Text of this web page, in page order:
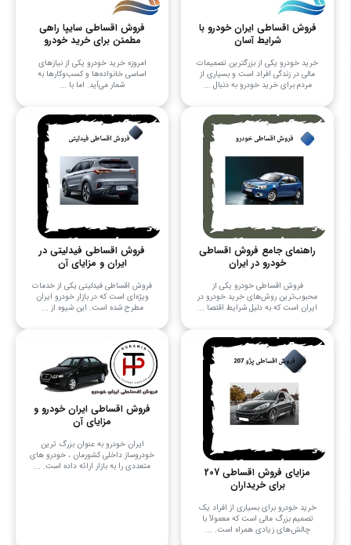
فروش اقساطی ایران خودرو با
شرایط آسان
خرید خودرو یکی از بزرگترین تصمیمات
مالی در زندگی افراد است و بسیاری از
مردم برای خرید خودرو به دنبال ...
فروش اقساطی سایپا راهی
مطمئن برای خرید خودرو
امروزه خرید خودرو یکی از نیازهای
اساسی خانواده‌ها و کسب‌وکارها به
شمار می‌آید. اما با ...
راهنمای جامع فروش اقساطی
خودرو در ایران
فروش اقساطی خودرو یکی از
محبوب‌ترین روش‌های خرید خودرو در
ایران است که به دلیل شرایط اقتصا ...
فروش اقساطی فیدلیتی در
ایران و مزایای آن
فروش اقساطی فیدلیتی یکی از خدمات
ویژه‌ای است که در بازار خودرو ایران
مطرح شده است. این شیوه از ...
مزایای فروش اقساطی 207
برای خریداران
خرید خودرو برای بسیاری از افراد یک
تصمیم بزرگ مالی است که معمولاً با
چالش‌های زیادی همراه است. ...
فروش اقساطی ایران خودرو و
مزایای آن
ایران خودرو به عنوان بزرگ ترین
خودروساز داخلی کشورمان ، خودرو های
متعددی را به بازار ارائه داده است. ...